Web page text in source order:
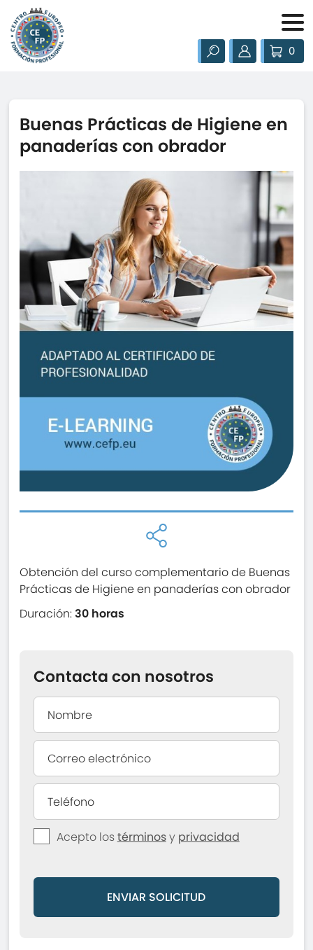
0
Buenas Prácticas de Higiene en
panaderías con obrador
Obtención del curso complementario de Buenas
Prácticas de Higiene en panaderías con obrador
Duración:30 horas
Contacta con nosotros
Acepto lostérminosy privacidad
ENVIAR SOLICITUD